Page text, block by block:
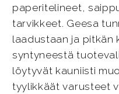
paperitelineet,
tarvikkeet. Geesa
laadustaan ja pitkän
syntyneestä
löytyvät kauniisti
tyylikkäät varusteet